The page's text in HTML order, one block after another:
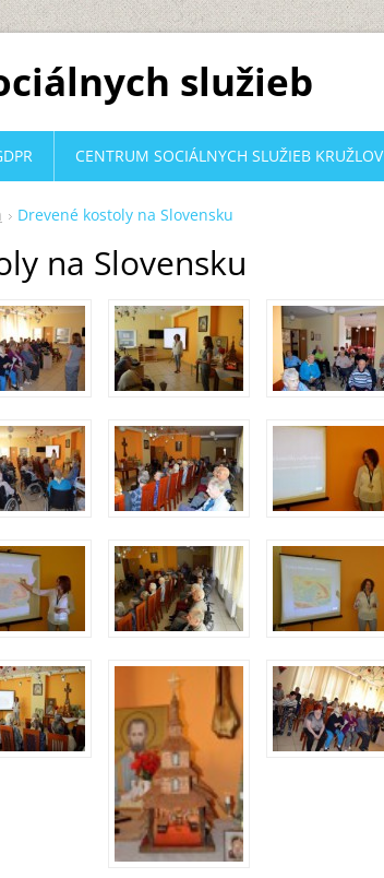
služieb
Drevené kostoly na Slovensku
na Slovensku
CENTRUM SOCIÁLNYCH SLUŽIEB KRUŽLOV